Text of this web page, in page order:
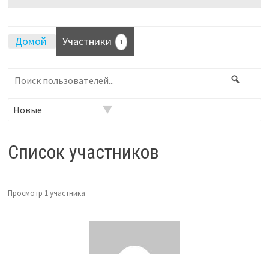
Домой Участники 1
Поиск
Список участников
Просмотр 1 участника